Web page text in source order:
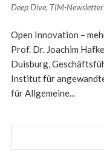
Deep Dive, TIM-
Open Innovation –
Prof. Dr. Joachim
Duisburg,
Institut für
für Allgemeine...